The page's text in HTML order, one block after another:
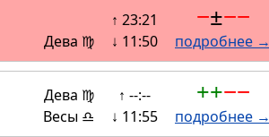
Дева ♍
↑ 23:21
↓ 11:50
−±−−
подробнее →
Дева ♍
Весы ♎
↑ --:--
↓ 11:55
++−−
подробнее →